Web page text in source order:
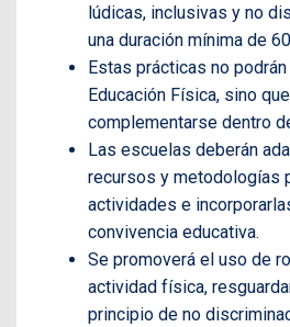
lúdicas, inclusivas y no
una duración mínima de
Estas prácticas no
Educación Física, sino
complementarse dentro
Las escuelas deberán
recursos y metodologías
actividades e
convivencia educativa.
Se promoverá el uso de
actividad física,
principio de no